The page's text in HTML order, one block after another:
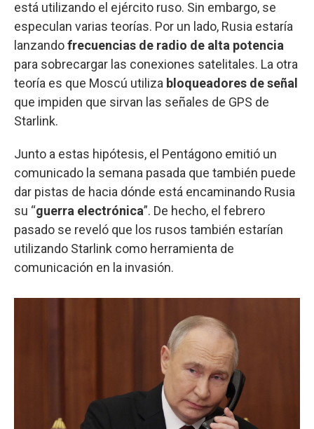
está utilizando el ejército ruso. Sin embargo, se
especulan varias teorías. Por un lado, Rusia estaría
lanzandofrecuencias de radio de alta potencia
para sobrecargar las conexiones satelitales. La otra
teoría es que Moscú utiliza bloqueadores de señal
que impiden que sirvan las señales de GPS de
Starlink.
Junto a estas hipótesis, el Pentágono emitió un
comunicado la semana pasada que también puede
dar pistas de hacia dónde está encaminando Rusia
su “guerra electrónica”. De hecho, el febrero
pasado se reveló que los rusos también estarían
utilizando Starlink como herramienta de
comunicación en la invasión.